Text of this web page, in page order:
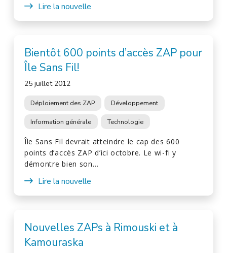
Lire la nouvelle
Bientôt 600 points d’accès ZAP pour
Île Sans Fil!
25 juillet 2012
Déploiement des ZAP Développement
Information générale Technologie
Île Sans Fil devrait atteindre le cap des 600
points d’accès ZAP d’ici octobre. Le wi-fi y
démontre bien son…
Lire la nouvelle
Nouvelles ZAPs à Rimouski et à
Kamouraska